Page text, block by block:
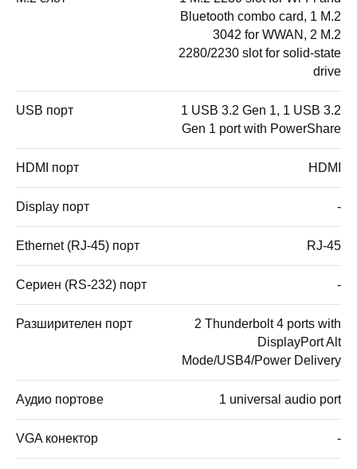
Bluetooth combo card, 1 M.2
3042 for WWAN, 2 M.2
2280/2230 slot for solid-state
drive
USB порт
1 USB 3.2 Gen 1, 1 USB 3.2
Gen 1 port with PowerShare
HDMI порт HDMI
Display порт -
Ethernet (RJ-45) порт RJ-45
Сериен (RS-232) порт -
Разширителен порт
2 Thunderbolt 4 ports with
DisplayPort Alt
Mode/USB4/Power Delivery
Аудио портове 1 universal audio port
VGA конектор -